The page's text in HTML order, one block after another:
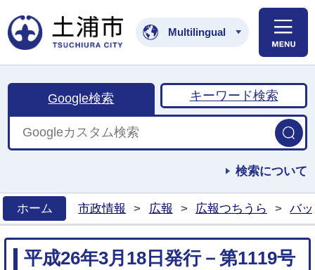
土浦市公式ホームペ
Multilingual
Google検索 キーワード検索
検索について
ホーム
市政情報 > 広報 > 広報つちうら > バ
平成26年3月18日発行－第1119号